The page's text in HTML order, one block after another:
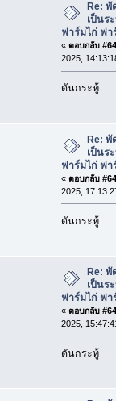
Re:
เป็นร
ฟาร์มไก่ ฟา
« ตอบกลับ
2025,
ดันกระทู้
Re: พั
เป็นร
ฟาร์มไก่ ฟา
« ตอบกลับ
2025,
ดันกระทู้
Re: พั
เป็นร
ฟาร์มไก่ ฟา
« ตอบกลับ
2025,
ดันกระทู้